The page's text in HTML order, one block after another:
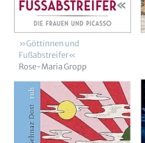
»Göttinnen und
Fußabstreifer«
Rose-Maria Gropp